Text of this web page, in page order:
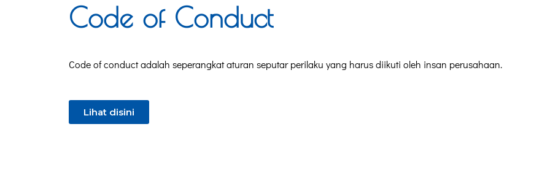
Code of Conduct
Code of conduct adalah seperangkat aturan seputar perilaku yang harus diikuti oleh insan perusahaan.
Lihat disini